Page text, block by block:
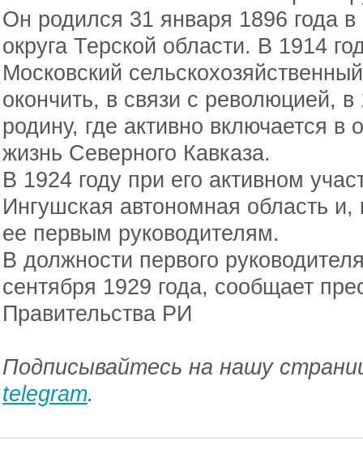
Он родился 31 января 1896 года в
округа Терской области. В 1914
Московский
окончить, в связи с революцией,
родину, где активно включается
жизнь Северного Кавказа.
В 1924 году при его активном
Ингушская автономная область и,
ее первым руководителям.
В должности первого
сентября 1929 года, сообщает
Правительства РИ
Подписывайтесь на нашу
telegram.